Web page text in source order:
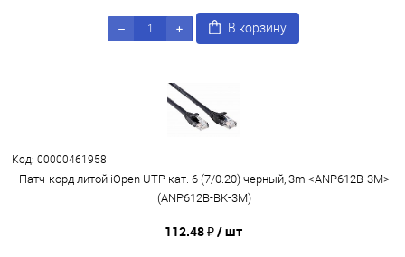
В корзину
Код: 00000461958
Патч-корд литой iOpen UTP кат. 6 (7/0.20) черный, 3m <ANP612B-3M>
(ANP612B-BK-3M)
112.48 ₽/ шт